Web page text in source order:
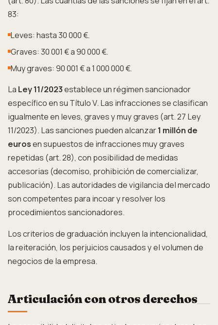
83:
Leves: hasta 30 000 €.
Graves: 30 001 € a 90 000 €.
Muy graves: 90 001 € a 1 000 000 €.
La Ley 11/2023establece un régimen sancionador
específico en su Título V. Las infracciones se clasifican
igualmente en leves, graves y muy graves (art. 27 Ley
11/2023). Las sanciones pueden alcanzar1 millón de
eurosen supuestos de infracciones muy graves
repetidas (art. 28), con posibilidad de medidas
accesorias (decomiso, prohibición de comercializar,
publicación). Las autoridades de vigilancia del mercado
son competentes para incoar y resolver los
procedimientos sancionadores.
Los criterios de graduación incluyen la intencionalidad,
la reiteración, los perjuicios causados y el volumen de
negocios de la empresa.
Articulación con otros derechos